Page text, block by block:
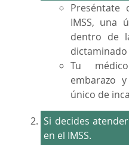
IMSS, una
dentro de
Tu
embarazo
único de
Si decides
en el IMSS.